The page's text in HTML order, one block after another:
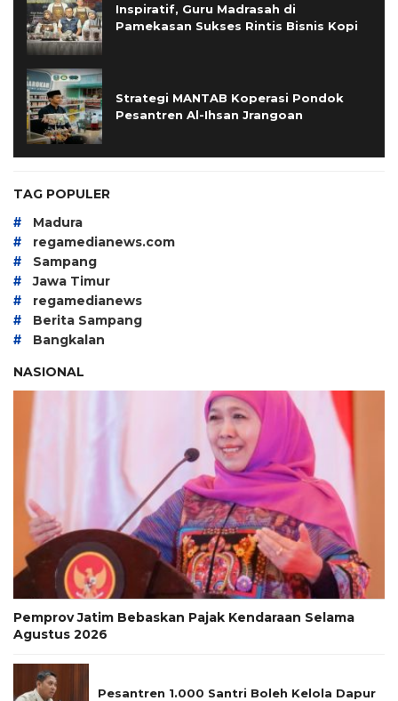
Inspiratif, Guru Madrasah di
Pamekasan Sukses Rintis Bisnis Kopi
Strategi MANTAB Koperasi Pondok
Pesantren Al-Ihsan Jrangoan
TAG POPULER
# Madura
# regamedianews.com
# Sampang
# Jawa Timur
# regamedianews
# Berita Sampang
#
Bangkalan
NASIONAL
Pemprov Jatim Bebaskan Pajak Kendaraan Selama
Agustus 2026
Pesantren 1.000 Santri Boleh Kelola Dapur